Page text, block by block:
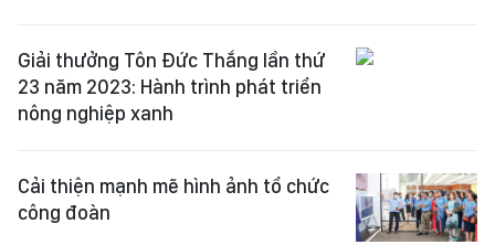
Giải thưởng Tôn Đức Thắng lần thứ
23 năm 2023: Hành trình phát triển
nông nghiệp xanh
Cải thiện mạnh mẽ hình ảnh tổ chức
công đoàn